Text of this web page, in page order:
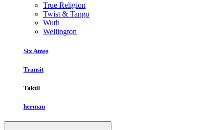
True Religion
Twist & Tango
Wuth
Wellington
Six Ames
Transit
Taktil
herman